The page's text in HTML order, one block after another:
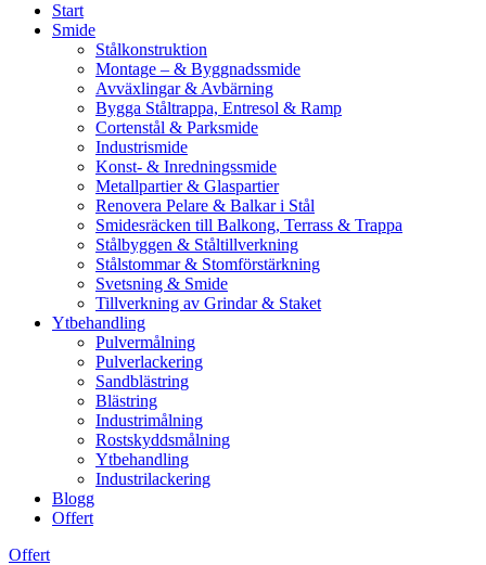
Start
Smide
Stålkonstruktion
Montage – & Byggnadssmide
Avväxlingar & Avbärning
Bygga Ståltrappa, Entresol & Ramp
Cortenstål & Parksmide
Industrismide
Konst- & Inredningssmide
Metallpartier & Glaspartier
Renovera Pelare & Balkar i Stål
Smidesräcken till Balkong, Terrass & Trappa
Stålbyggen & Ståltillverkning
Stålstommar & Stomförstärkning
Svetsning & Smide
Tillverkning av Grindar & Staket
Ytbehandling
Pulvermålning
Pulverlackering
Sandblästring
Blästring
Industrimålning
Rostskyddsmålning
Ytbehandling
Industrilackering
Blogg
Offert
Offert